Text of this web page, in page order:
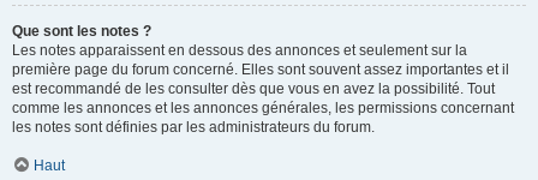
Que sont les notes ?
Les notes apparaissent en dessous des annonces et seulement sur la
première page du forum concerné. Elles sont souvent assez importantes et il
est recommandé de les consulter dès que vous en avez la possibilité. Tout
comme les annonces et les annonces générales, les permissions concernant
les notes sont définies par les administrateurs du forum.
Haut